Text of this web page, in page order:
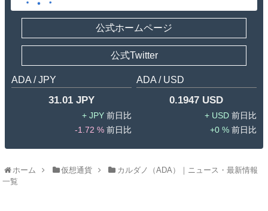
公式ホームページ
公式Twitter
ADA / JPY
31.01 JPY
JPY
-1.72 %
ADA / USD
0.1947 USD
USD
0 %
ホーム 仮想通貨
カルダノ（ADA）｜ニュース・最新情報
一覧